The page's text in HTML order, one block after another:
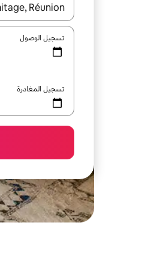
عند توفر
تسجيل الوصول
تسجيل المغادرة